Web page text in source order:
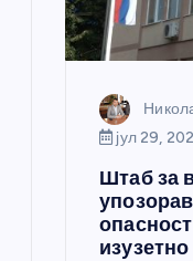
јул 29,
Штаб за